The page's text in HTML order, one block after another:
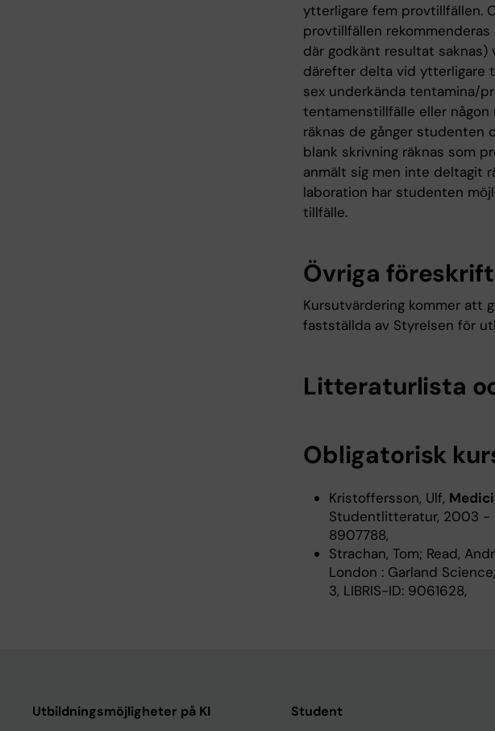
ytterligare fem provtillfällen.
provtillfällen
där godkänt resultat
därefter delta vid ytterligare
sex underkända tentamina/
tentamenstillfälle eller
räknas de gånger studenten
blank skrivning räknas som
anmält sig men inte deltagit
laboration har studenten
tillfälle.
Övriga
Kursutvärdering kommer att
fastställda av Styrelsen för
Litteraturlista
Obligatorisk
Kristoffersson, Ulf,
Studentlitteratur, 2003 -
8907788,
Strachan, Tom; Read,
London : Garland
3, LIBRIS-ID: 9061628,
Utbildningsmöjligheter på KI Student